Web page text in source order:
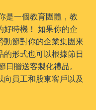
是一個教育團體，教
好時機！ 如果你的企
節對你的企業集團來
形式也可以根據節日
贈送客製化禮品。
員工和股東客戶以及